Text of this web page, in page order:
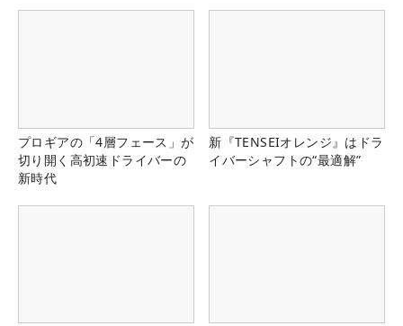
プロギアの「4層フェース」が
切り開く高初速ドライバーの
新時代
新『TENSEIオレンジ』はドラ
イバーシャフトの“最適解”